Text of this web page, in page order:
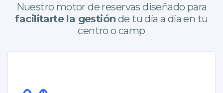
Nuestro motor de reservas diseñado para
facilitarte la gestión de tu día a día en tu
centro o camp